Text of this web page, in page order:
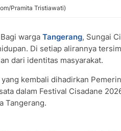
Pramita Tristiawati)
Bagi warga Tangerang, Sungai
Di setiap alirannya
dari identitas masyarakat.
kembali dihadirkan
dalam Festival Cisadane
Tangerang.